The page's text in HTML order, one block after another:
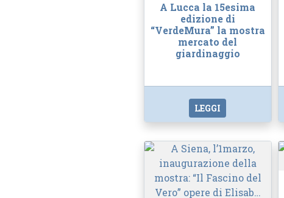
A Lucca la 15esima
edizione di
“VerdeMura” la mostra
mercato del
giardinaggio
LEGGI